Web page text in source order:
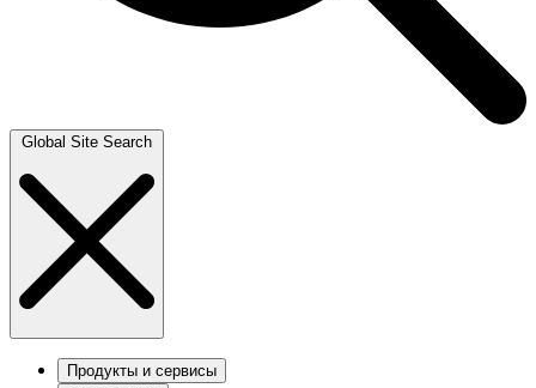
Global Site Search
Продукты и сервисы